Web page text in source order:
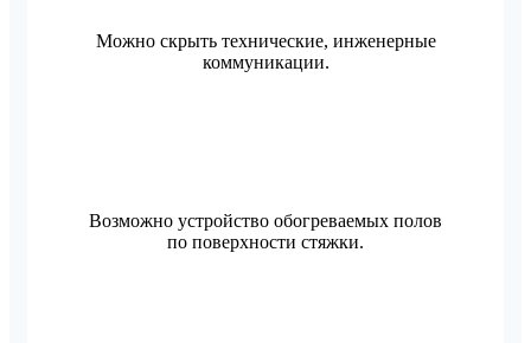
Можно скрыть технические, инженерные
коммуникации.
Возможно устройство обогреваемых полов
по поверхности стяжки.